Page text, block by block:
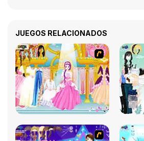
JUEGOS RELACIONADOS